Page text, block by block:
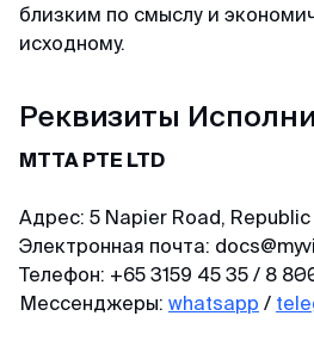
близким по смыслу и
исходному.
Реквизиты
MTTA PTE LTD
Адрес: 5 Napier Road,
Электронная почта:
Телефон: +65 3159 45 35 / 8
Мессенджеры: whatsapp /